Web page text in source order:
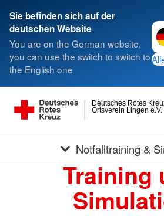
Sie befinden sich auf der
deutschen Website
You are on the German website,
you can use the switch to switch to
the English one
Ortsverein Lingen e.V.
Deutsches Rotes
Notfalltraining &
Training